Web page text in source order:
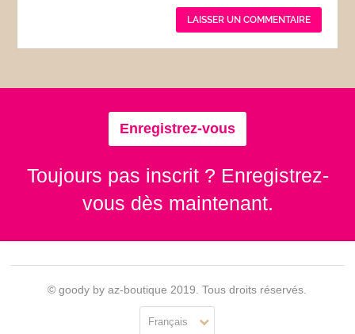
Enregistrez-vous
Toujours pas inscrit ? Enregistrez-
vous dès maintenant.
© goody by az-boutique 2019. Tous droits réservés.
Français